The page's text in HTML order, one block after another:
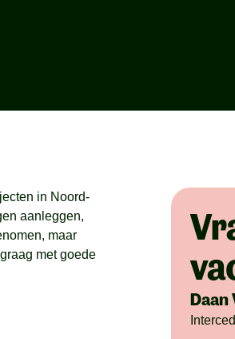
in Noord-
aanleggen,
maar
met goede
Daan